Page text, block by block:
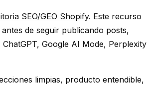
SEO/GEO Shopify. Este recurso
de seguir publicando posts,
Google AI Mode, Perplexity
limpias, producto entendible,